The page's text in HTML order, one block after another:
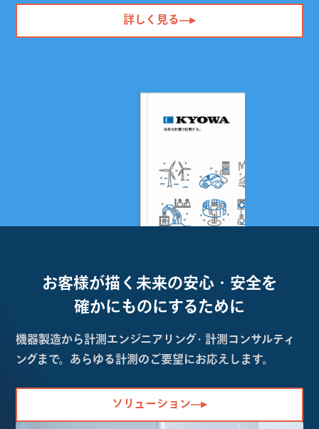
詳しく見る
お客様が描く未来の安心・安全を
確かにものにするために
機器製造から計測エンジニアリング・計測コンサルティ
ングまで。あらゆる計測のご要望にお応えします。
ソリューション